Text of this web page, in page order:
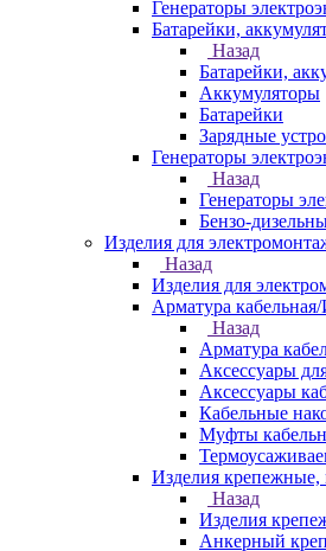
Генераторы
Батарейки,
Назад
Батарейки,
Аккумуляторы
Батарейки
Зарядные
Генераторы
Назад
Генераторы
Бензо-
Изделия для
Назад
Изделия для
Арматура
Назад
Арматура
Аксессуары
Аксессуары
Кабельные
Муфты
Изделия крепежные,
Назад
Изделия
Анкерный